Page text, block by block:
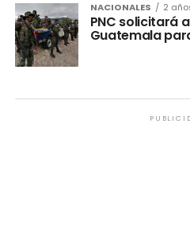
NACIONALES 2
PNC solicitará
Guatemala